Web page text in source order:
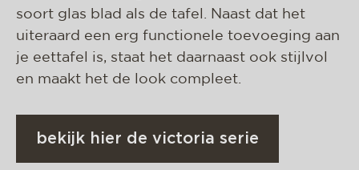
soort glas blad als de tafel. Naast dat het
uiteraard een erg functionele toevoeging aan
je eettafel is, staat het daarnaast ook stijlvol
en maakt het de look compleet.
bekijk hier de victoria serie